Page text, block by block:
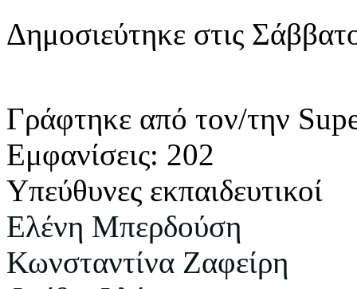
Δημοσιεύτηκε στις
Γράφτηκε από τον/την
Εμφανίσεις: 202
Υπεύθυνες εκπαιδευτικοί
Ελένη Μπερδούση
Κωνσταντίνα Ζαφείρη